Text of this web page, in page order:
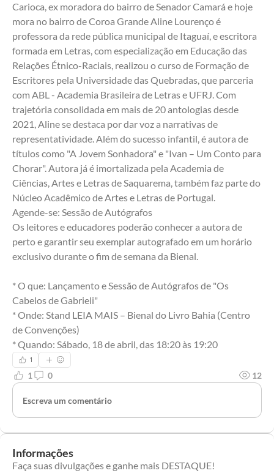
Carioca, ex moradora do bairro de Senador Camará e hoje
mora no bairro de Coroa Grande Aline Lourenço é
professora da rede pública municipal de Itaguaí, e escritora
formada em Letras, com especialização em Educação das
Relações Étnico-Raciais, realizou o curso de Formação de
Escritores pela Universidade das Quebradas, que parceria
com ABL - Academia Brasileira de Letras e UFRJ. Com
trajetória consolidada em mais de 20 antologias desde
2021, Aline se destaca por dar voz a narrativas de
representatividade. Além do sucesso infantil, é autora de
títulos como "A Jovem Sonhadora" e "Ivan – Um Conto para
Chorar". Autora já é imortalizada pela Academia de
Ciências, Artes e Letras de Saquarema, também faz parte do
Núcleo Acadêmico de Artes e Letras de Portugal.
Agende-se: Sessão de Autógrafos
Os leitores e educadores poderão conhecer a autora de
perto e garantir seu exemplar autografado em um horário
exclusivo durante o fim de semana da Bienal.
* O que: Lançamento e Sessão de Autógrafos de "Os
Cabelos de Gabrieli"
* Onde: Stand LEIA MAIS – Bienal do Livro Bahia (Centro
de Convenções)
* Quando: Sábado, 18 de abril, das 18:20 às 19:20
1
1 0 12
Escreva um comentário
Informações
Faça suas divulgações e ganhe mais DESTAQUE!